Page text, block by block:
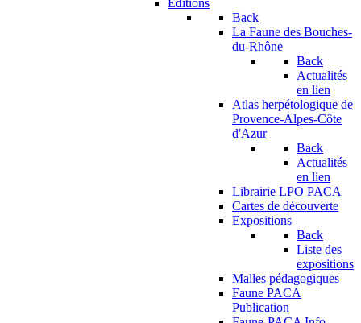
Editions
Back
La Faune des Bouches-
du-Rhône
Back
Actualités
en lien
Atlas herpétologique de
Provence-Alpes-Côte
d'Azur
Back
Actualités
en lien
Librairie LPO PACA
Cartes de découverte
Expositions
Back
Liste des
expositions
Malles pédagogiques
Faune PACA
Publication